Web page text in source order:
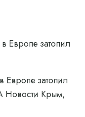
Европе затопил
затопил
Крым,